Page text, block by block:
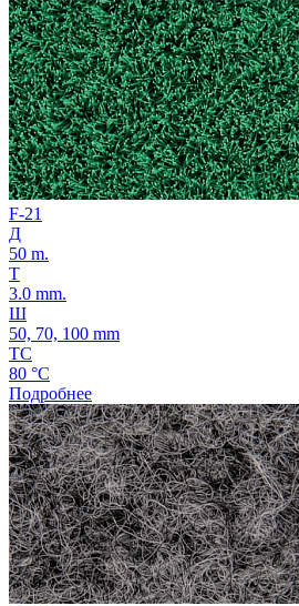
F-21
Д
50 m.
Т
3.0 mm.
Ш
50, 70, 100 mm
ТС
80 °C
Подробнее